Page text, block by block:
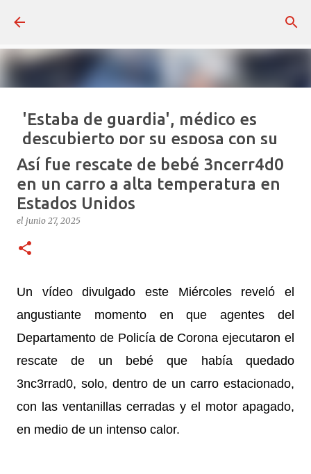
'Estaba de guardia', médico es
descubierto por su esposa con su
0tr4 familia - República
Dominicana
el julio 16, 2026 REPÚBLICA DOMINICANA
0
Así fue rescate de bebé 3ncerr4d0
en un carro a alta temperatura en
Estados Unidos
el junio 27, 2025
Un vídeo divulgado este Miércoles reveló el
angustiante momento en que agentes del
Departamento de Policía de Corona ejecutaron el
rescate de un bebé que había quedado
3nc3rrad0, solo, dentro de un carro estacionado,
con las ventanillas cerradas y el motor apagado,
en medio de un intenso calor.